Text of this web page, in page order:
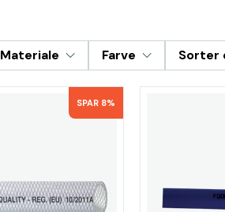
Materiale Farve Sorter
SPAR 8%